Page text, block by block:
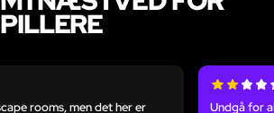
rooms, men det her er
Undgå for